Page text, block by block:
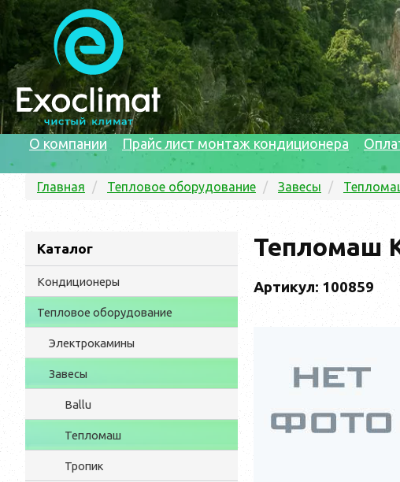
О компании Прайс лист монтаж кондиционера
Главная Тепловое оборудование Завесы
Каталог
Кондиционеры
Тепловое оборудование
Электрокамины
Завесы
Ballu
Тепломаш
Тропик
Тепломаш
Артикул: 100859